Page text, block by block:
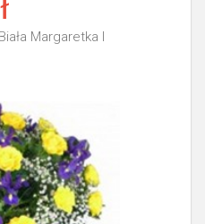
Margaretka I